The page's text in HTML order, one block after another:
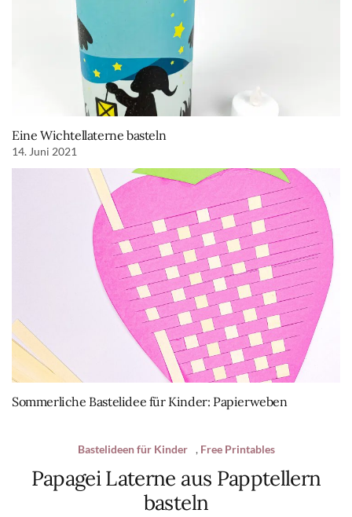
Eine Wichtellaterne basteln
14. Juni 2021
Sommerliche Bastelidee für Kinder: Papierweben
Bastelideen für Kinder , Free Printables
Papagei Laterne aus Papptellern
basteln